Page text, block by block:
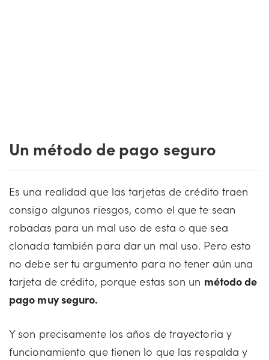
Un método de pago seguro
Es una realidad que las tarjetas de crédito traen
consigo algunos riesgos, como el que te sean
robadas para un mal uso de esta o que sea
clonada también para dar un mal uso. Pero esto
no debe ser tu argumento para no tener aún una
tarjeta de crédito, porque estas son un método de
pago muy seguro.
Y son precisamente los años de trayectoria y
funcionamiento que tienen lo que las respalda y